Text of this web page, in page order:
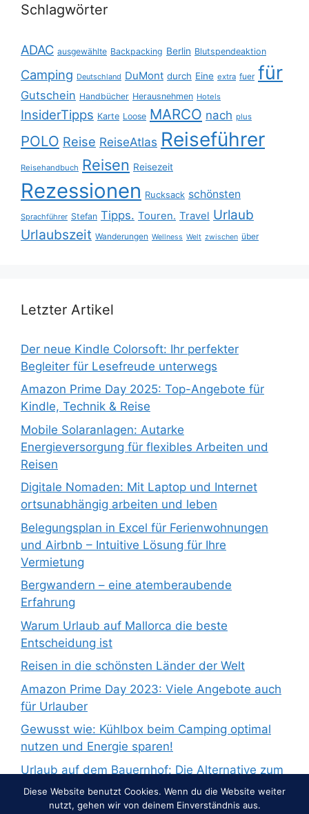
Schlagwörter
ADAC ausgewählte Backpacking Berlin Blutspendeaktion
Camping Deutschland DuMont durch Eine extra fuer für
Gutschein Handbücher Herausnehmen Hotels
InsiderTipps Karte Loose MARCO nach plus
POLO Reise ReiseAtlas Reiseführer
Reisehandbuch Reisen Reisezeit
Rezessionen Rucksack schönsten
Sprachführer Stefan Tipps. Touren. Travel Urlaub
Urlaubszeit Wanderungen Wellness Welt zwischen über
Letzter Artikel
Der neue Kindle Colorsoft: Ihr perfekter
Begleiter für Lesefreude unterwegs
Amazon Prime Day 2025: Top-Angebote für
Kindle, Technik & Reise
Mobile Solaranlagen: Autarke
Energieversorgung für flexibles Arbeiten und
Reisen
Digitale Nomaden: Mit Laptop und Internet
ortsunabhängig arbeiten und leben
Belegungsplan in Excel für Ferienwohnungen
und Airbnb – Intuitive Lösung für Ihre
Vermietung
Bergwandern – eine atemberaubende
Erfahrung
Warum Urlaub auf Mallorca die beste
Entscheidung ist
Reisen in die schönsten Länder der Welt
Amazon Prime Day 2023: Viele Angebote auch
für Urlauber
Gewusst wie: Kühlbox beim Camping optimal
nutzen und Energie sparen!
Urlaub auf dem Bauernhof: Die Alternative zum
Pauschalurlaub
Diese Website benutzt Cookies. Wenn du die Website weiter
nutzt, gehen wir von deinem Einverständnis aus.